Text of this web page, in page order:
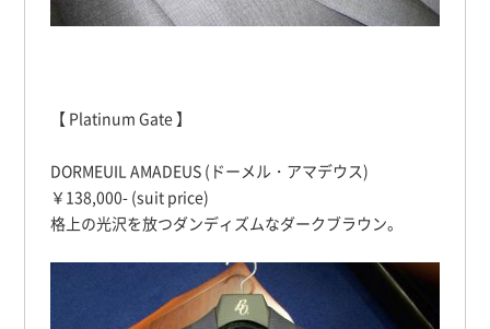
【 Platinum Gate 】
DORMEUIL AMADEUS (ドーメル・アマデウス)
￥138,000- (suit price)
格上の光沢を放つダンディズムなダークブラウン。